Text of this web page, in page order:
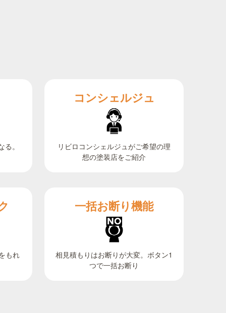
。
コンシェルジュ
リビロコンシェルジュがご希望の理
想の塗装店をご紹介
もれ
一括お断り機能
相見積もりはお断りが大変。ボタン1
つで一括お断り